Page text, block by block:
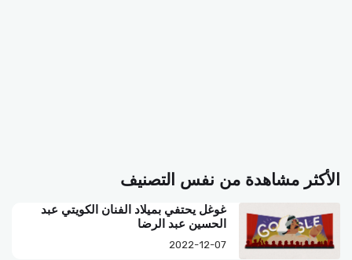
الأكثر مشاهدة من نفس التصنيف
غوغل يحتفي بميلاد الفنان الكويتي عبد
الحسين عبد الرضا
2022-12-07